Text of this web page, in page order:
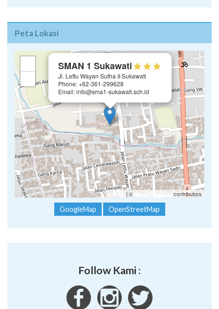
Peta Lokasi
SMAN 1 Sukawati
Jl. Lettu Wayan Sutha II Sukawati
Phone: +62-361-299628
Email: info@sma1-sukawati.sch.id
+
−
Leaflet | ©OpenStreetMapcontributors
GoogleMap OpenStreetMap
Follow Kami :